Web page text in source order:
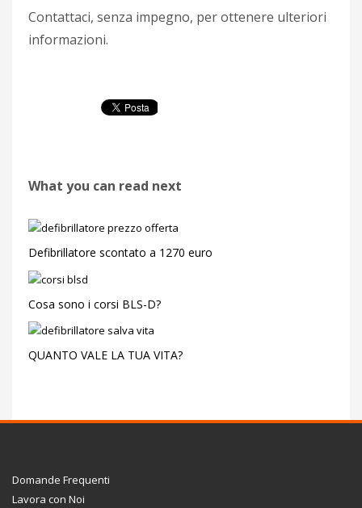
Contattaci, senza impegno, per ottenere ulteriori
informazioni.
What you can read next
Defibrillatore scontato a 1270 euro
Cosa sono i corsi BLS-D?
QUANTO VALE LA TUA VITA?
Domande Frequenti
Lavora con Noi